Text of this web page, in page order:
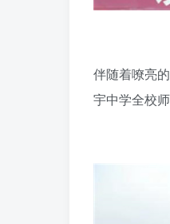
伴随着嘹亮
宇中学全校